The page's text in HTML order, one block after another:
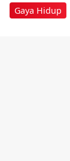
Gaya Hidup